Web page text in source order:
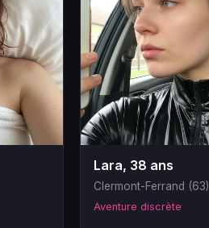
Lara, 38 ans
Clermont-Ferrand (63)
Aventure discrète